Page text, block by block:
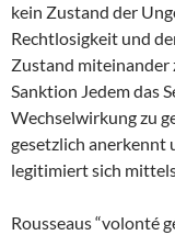
kein Zustand der
Rechtlosigkeit und
Zustand miteinander
Sanktion Jedem das
Wechselwirkung zu
gesetzlich anerkennt
legitimiert sich
Rousseaus “volonté